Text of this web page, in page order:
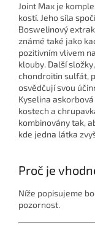
Joint Max je
kostí. Jeho síla
Boswelinový
známé také jako
pozitivním vlivem
klouby. Další
chondroitin sulfát,
osvědčují svou
Kyselina
kostech a
kombinovány tak,
kde jedna látka
Proč je
Níže popisujeme
pozornost.